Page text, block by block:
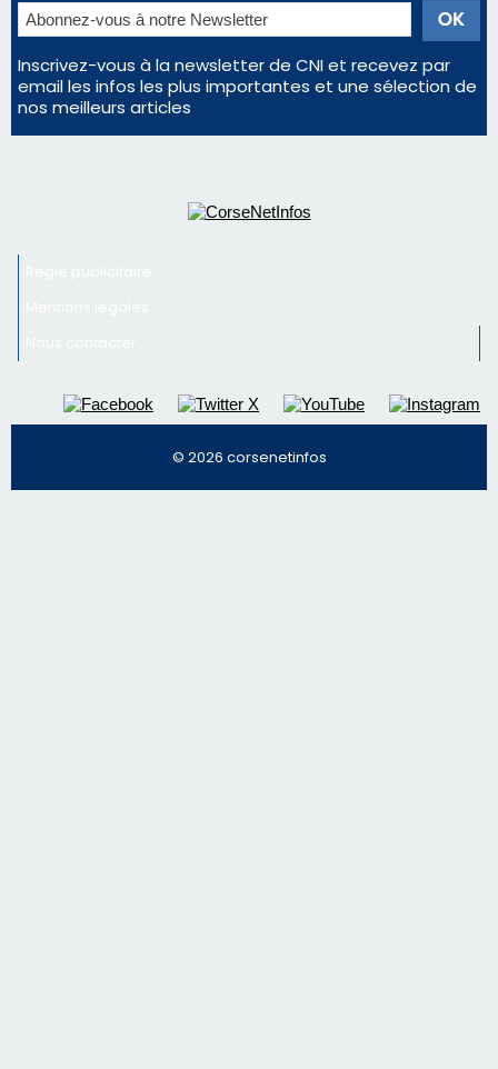
En Corse, un début de saison marqué par une
consommation en recul dans les restaurants
La gendarmerie alerte les restaurateurs corses
face à une nouvelle escroquerie au faux vendeur de